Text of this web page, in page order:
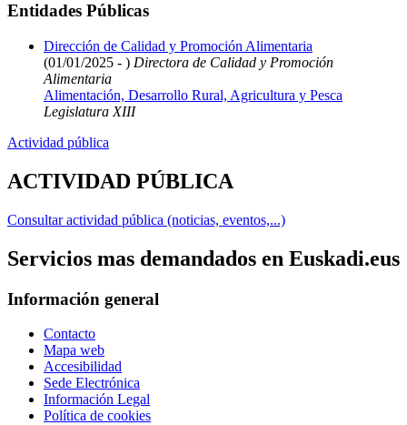
Entidades Públicas
Dirección de Calidad y Promoción Alimentaria
(01/01/2025 - ) Directora de Calidad y Promoción
Alimentaria
Alimentación, Desarrollo Rural, Agricultura y Pesca
Legislatura XIII
Actividad pública
ACTIVIDAD PÚBLICA
Consultar actividad pública (noticias, eventos,...)
Servicios mas demandados en Euskadi.eus
Información general
Contacto
Mapa web
Accesibilidad
Sede Electrónica
Información Legal
Política de cookies